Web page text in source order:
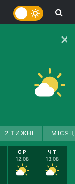
2 ТИЖНІ
СР
12.08
ЧТ
13.08